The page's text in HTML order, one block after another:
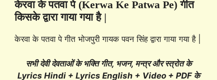
केरवा के पतवा पे (Kerwa Ke Patwa Pe) गीत
किसके द्वारा गाया गया है |
केरवा के पतवा पे गीत भोजपुरी गायक पवन सिंह द्वारा गाया गया है |
सभी देवी देवताओं के भक्ति गीत, भजन, मन्त्र और स्त्रोत के
Lyrics Hindi + Lyrics English + Video + PDF के